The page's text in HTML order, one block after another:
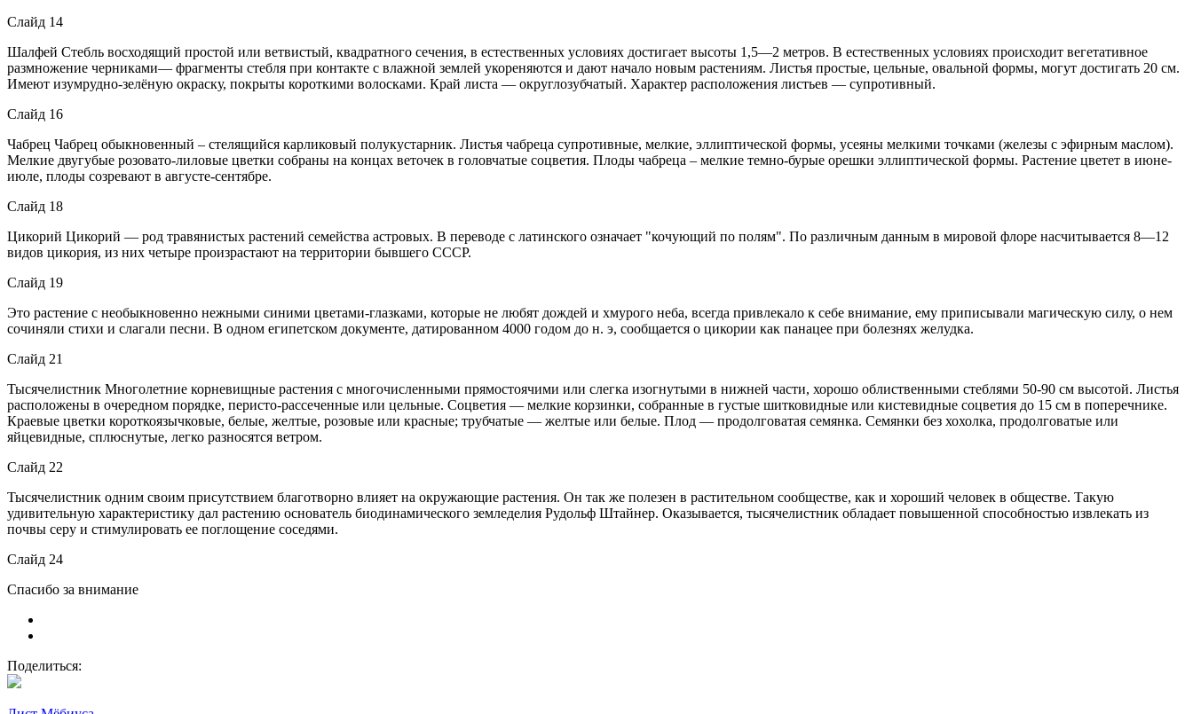
Слайд 14
Шалфей Стебль восходящий простой или ветвистый, квадратного сечения, в естественных условиях достигает высоты 1,5—2 метров. В естественных условиях происходит вегетативное
размножение черниками— фрагменты стебля при контакте с влажной землей укореняются и дают начало новым растениям. Листья простые, цельные, овальной формы, могут достигать 20 см.
Имеют изумрудно-зелёную окраску, покрыты короткими волосками. Край листа — округлозубчатый. Характер расположения листьев — супротивный.
Слайд 16
Чабрец Чабрец обыкновенный – стелящийся карликовый полукустарник. Листья чабреца супротивные, мелкие, эллиптической формы, усеяны мелкими точками (железы с эфирным маслом).
Мелкие двугубые розовато-лиловые цветки собраны на концах веточек в головчатые соцветия. Плоды чабреца – мелкие темно-бурые орешки эллиптической формы. Растение цветет в июне-
июле, плоды созревают в августе-сентябре.
Слайд 18
Цикорий Цикорий — род травянистых растений семейства астровых. В переводе с латинского означает "кочующий по полям". По различным данным в мировой флоре насчитывается 8—12
видов цикория, из них четыре произрастают на территории бывшего СССР.
Слайд 19
Это растение с необыкновенно нежными синими цветами-глазками, которые не любят дождей и хмурого неба, всегда привлекало к себе внимание, ему приписывали магическую силу, о нем
сочиняли стихи и слагали песни. В одном египетском документе, датированном 4000 годом до н. э, сообщается о цикории как панацее при болезнях желудка.
Слайд 21
Тысячелистник Многолетние корневищные растения с многочисленными прямостоячими или слегка изогнутыми в нижней части, хорошо облиственными стеблями 50-90 см высотой. Листья
расположены в очередном порядке, перисто-рассеченные или цельные. Соцветия — мелкие корзинки, собранные в густые шитковидные или кистевидные соцветия до 15 см в поперечнике.
Краевые цветки короткоязычковые, белые, желтые, розовые или красные; трубчатые — желтые или белые. Плод — продолговатая семянка. Семянки без хохолка, продолговатые или
яйцевидные, сплюснутые, легко разносятся ветром.
Слайд 22
Тысячелистник одним своим присутствием благотворно влияет на окружающие растения. Он так же полезен в растительном сообществе, как и хороший человек в обществе. Такую
удивительную характеристику дал растению основатель биодинамического земледелия Рудольф Штайнер. Оказывается, тысячелистник обладает повышенной способностью извлекать из
почвы серу и стимулировать ее поглощение соседями.
Слайд 24
Спасибо за внимание
Поделиться: